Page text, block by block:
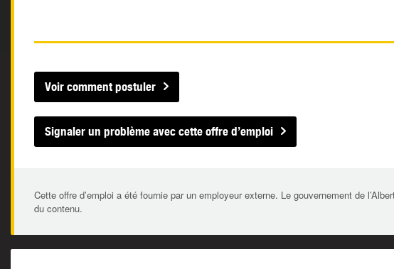
Voir comment postuler
Signaler un problème avec cette offre d’emploi
Cette offre d’emploi a été fournie par un employeur externe. Le gouvernement de
du contenu.